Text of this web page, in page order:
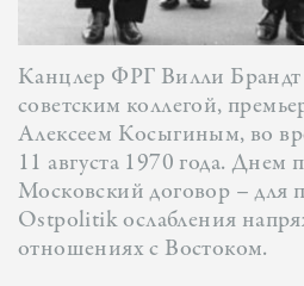
Канцлер ФРГ Вилли Брандт
советским коллегой,
Алексеем Косыгиным, во
11 августа 1970 года. Днем
Московский договор – для
Ostpolitik ослабления
отношениях с Востоком.